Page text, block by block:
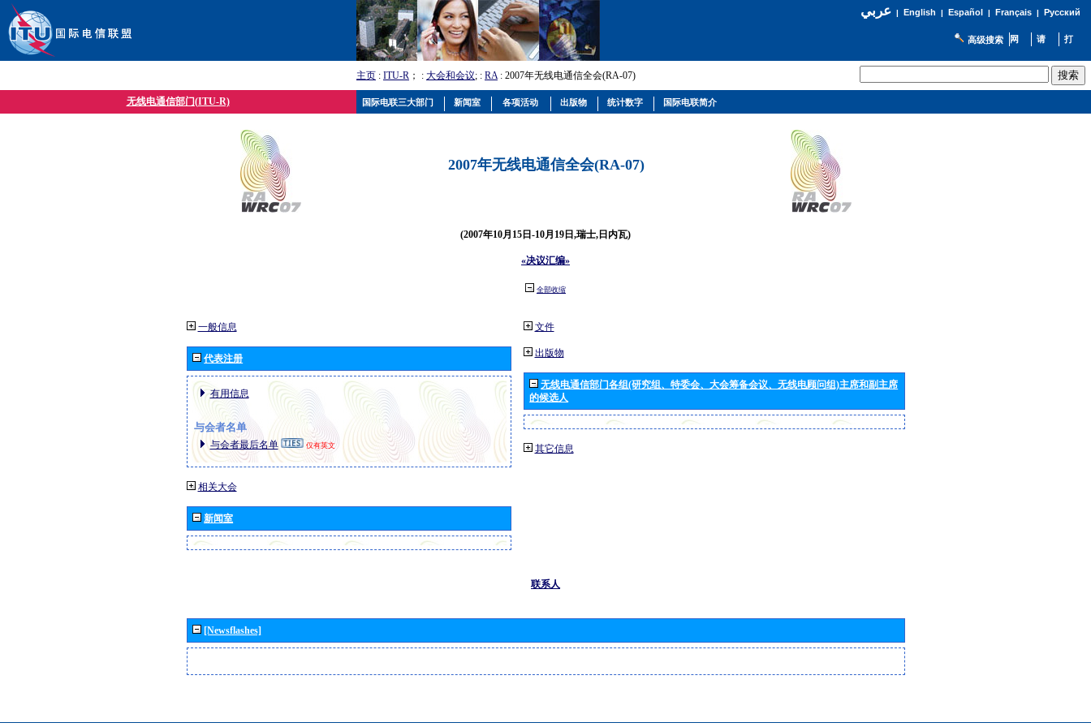
عربي| English | Español | Français| Русский
高级搜索
主页 : ITU-R ； : 大会和会议; : RA: 2007年无线电通信全会(RA-07)
无线电通信部门(ITU-R)
2007年无线电通信全会(RA-07)
(2007年10月15日-10月19日,瑞士,日内瓦)
«决议汇编»
全部收缩
一般信息
代表注册
有用信息
与会者名单
与会者最后名单 仅有英文
相关大会
新闻室
文件
出版物
无线电通信部门各组(研究组、特委会、大会筹备会议、无线电顾问组)主席和副主席
的候选人
其它信息
联系人
[Newsflashes]
国际电联三大部门 新闻室 各项活动 出版物 统计数字 国际电联简介